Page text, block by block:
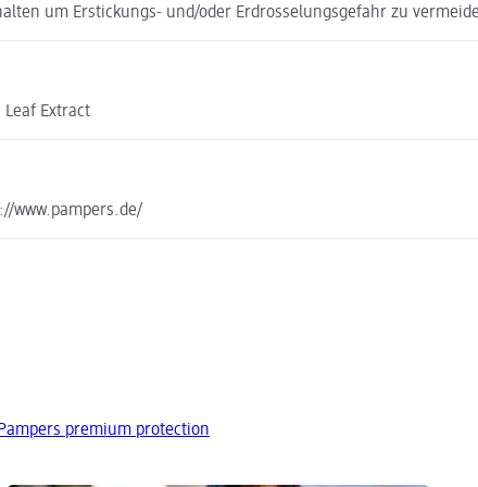
um Erstickungs- und/oder Erdrosselungsgefahr zu
Extract
www.pampers.de/
premium protection